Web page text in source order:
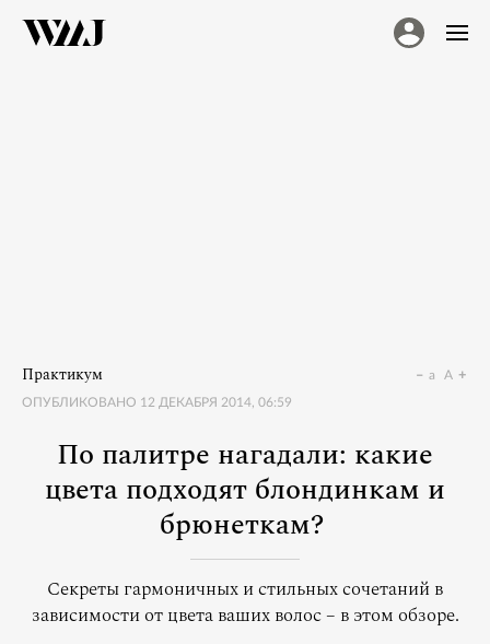
Практикум
ОПУБЛИКОВАНО 12 ДЕКАБРЯ 2014, 06:59
a A
По палитре нагадали: какие
цвета подходят блондинкам и
брюнеткам?
Секреты гармоничных и стильных сочетаний в
зависимости от цвета ваших волос – в этом обзоре.